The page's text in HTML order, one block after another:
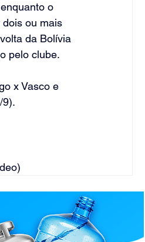
o
ou mais
da Bolívia
pelo clube.
x Vasco e
9).